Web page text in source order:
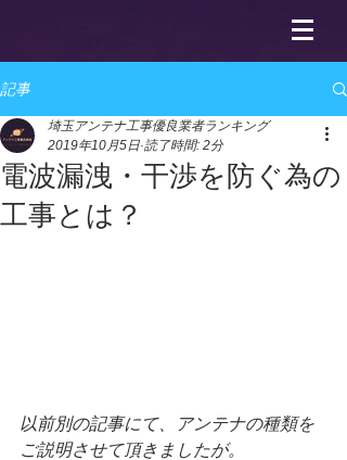
記事
電波漏洩・干渉を防ぐ為の
工事とは？
埼玉アンテナ工事優良業者ランキング
2019年10月5日 読了時間: 2分
以前別の記事にて、アンテナの種類を
ご説明させて頂きましたが。